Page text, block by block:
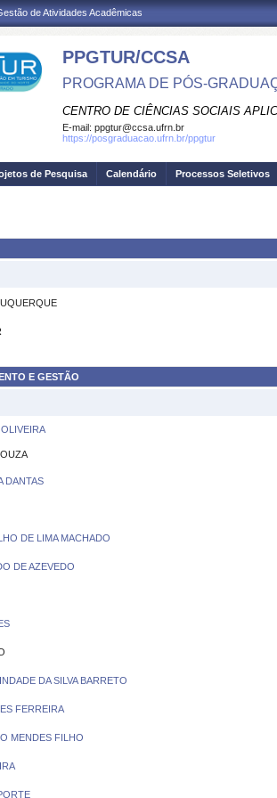
de Atividades Acadêmicas
PPGTUR/CCSA
PROGRAMA DE PÓS-
CENTRO DE CIÊNCIAS SOCIAIS
E-mail: ppgtur@ccsa.ufrn.br
https://posgraduacao.ufrn.br/ppgtur
de Pesquisa Calendário Processos Seletivos
E GESTÃO
DANTAS
DE LIMA MACHADO
DE AZEVEDO
DA SILVA BARRETO
FERREIRA
MENDES FILHO